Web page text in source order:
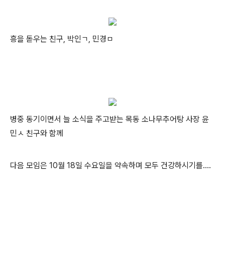
흥을 돋우는 친구, 박인ㄱ, 민경ㅁ
병중 동기이면서 늘 소식을 주고받는 목동 소나무추어탕 사장 윤
민ㅅ 친구와 함께
다음 모임은 10월 18일 수요일을 약속하며 모두 건강하시기를….